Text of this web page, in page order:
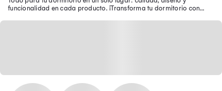
funcionalidad en cada producto. ¡Transforma tu dormitorio con